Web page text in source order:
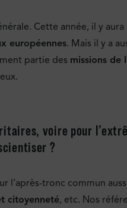
Cette année, il y
européennes. Mais il y a
partie des missions de
voire pour
?
l’après-tronc commun
citoyenneté, etc. Nos